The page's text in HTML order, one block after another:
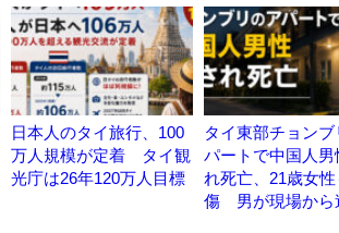
日本人のタイ旅行、100
万人規模が定着 タイ観
光庁は26年120万人目標
タイ東部チョン
パートで中国人男
れ死亡、21歳女
傷 男が現場から